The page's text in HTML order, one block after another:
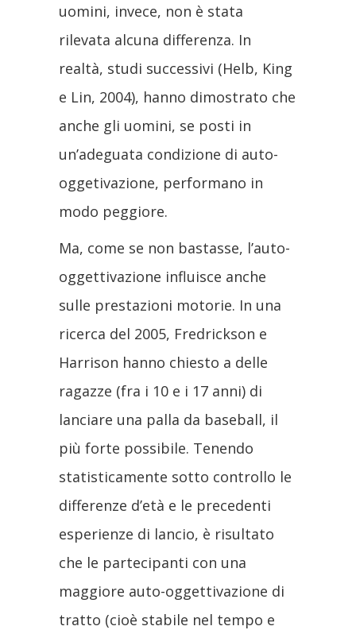
uomini, invece, non è stata
rilevata alcuna differenza. In
realtà, studi successivi (Helb, King
e Lin, 2004), hanno dimostrato che
anche gli uomini, se posti in
un’adeguata condizione di auto-
oggetivazione, performano in
modo peggiore.
Ma, come se non bastasse, l’auto-
oggettivazione influisce anche
sulle prestazioni motorie. In una
ricerca del 2005, Fredrickson e
Harrison hanno chiesto a delle
ragazze (fra i 10 e i 17 anni) di
lanciare una palla da baseball, il
più forte possibile. Tenendo
statisticamente sotto controllo le
differenze d’età e le precedenti
esperienze di lancio, è risultato
che le partecipanti con una
maggiore auto-oggettivazione di
tratto (cioè stabile nel tempo e